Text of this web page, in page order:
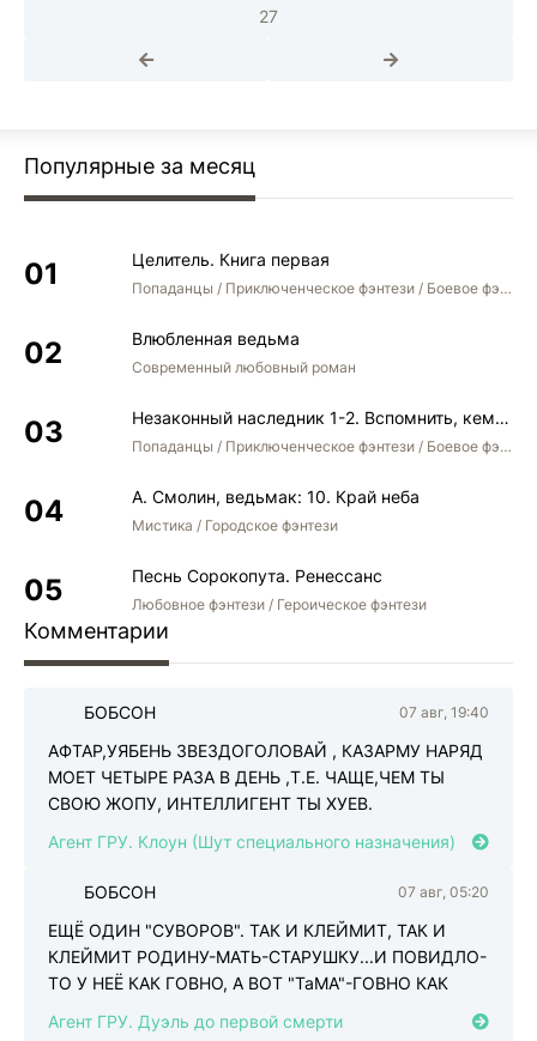
27
Популярные за месяц
Целитель. Книга первая
Попаданцы / Приключенческое фэнтези / Боевое фэнтези
Влюбленная ведьма
Современный любовный роман
Незаконный наследник 1-2. Вспомнить, кем был. Стать собой. Остаться собой
Попаданцы / Приключенческое фэнтези / Боевое фэнтези / Юмористическое фэнтези
А. Смолин, ведьмак: 10. Край неба
Мистика / Городское фэнтези
Песнь Сорокопута. Ренессанс
Любовное фэнтези / Героическое фэнтези
Комментарии
БОБСОН 07 авг, 19:40
АФТАР,УЯБЕНЬ ЗВЕЗДОГОЛОВАЙ , КАЗАРМУ НАРЯД
МОЕТ ЧЕТЫРЕ РАЗА В ДЕНЬ ,Т.Е. ЧАЩЕ,ЧЕМ ТЫ
СВОЮ ЖОПУ, ИНТЕЛЛИГЕНТ ТЫ ХУЕВ.
Агент ГРУ. Клоун (Шут специального назначения)
БОБСОН 07 авг, 05:20
ЕЩЁ ОДИН "СУВОРОВ". ТАК И КЛЕЙМИТ, ТАК И
КЛЕЙМИТ РОДИНУ-МАТЬ-СТАРУШКУ...И ПОВИДЛО-
ТО У НЕЁ КАК ГОВНО, А ВОТ "ТаМА"-ГОВНО КАК
Агент ГРУ. Дуэль до первой смерти